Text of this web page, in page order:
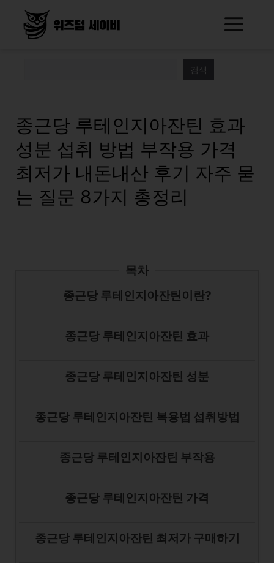
검색
종근당 루테인지아잔틴 효과
성분 섭취 방법 부작용 가격
최저가 내돈내산 후기 자주 묻
는 질문 8가지 총정리
목차
종근당 루테인지아잔틴이란?
종근당 루테인지아잔틴 효과
종근당 루테인지아잔틴 성분
종근당 루테인지아잔틴 복용법 섭취방법
종근당 루테인지아잔틴 부작용
종근당 루테인지아잔틴 가격
종근당 루테인지아잔틴 최저가 구매하기